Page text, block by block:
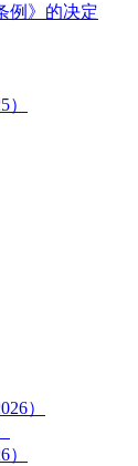
例》的决定
）